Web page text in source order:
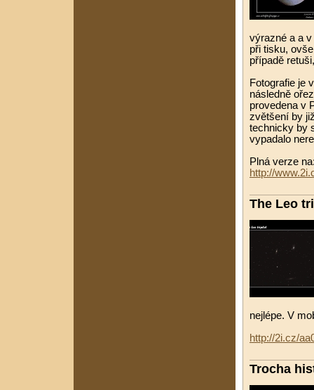
výrazné a a
při tisku,
případě
Fotografie je
následně
provedena v
zvětšení by
technicky by
vypadalo
Plná verze
http://
The Leo
nejlépe. V
http://2i.cz/
Trocha